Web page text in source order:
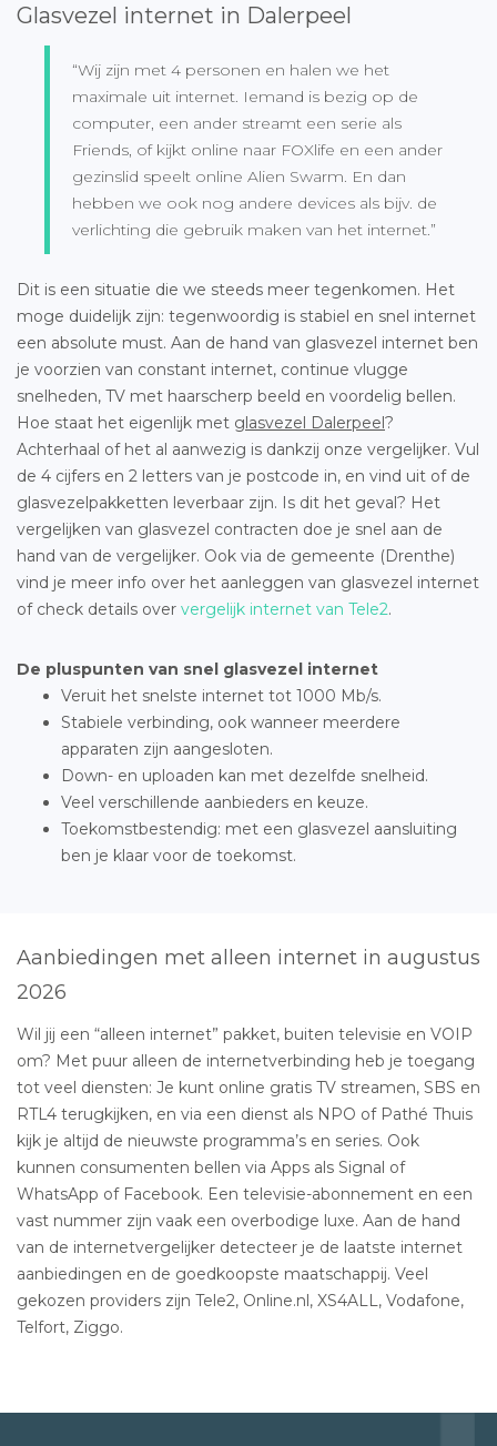
Glasvezel internet in Dalerpeel
“Wij zijn met 4 personen en halen we het
maximale uit internet. Iemand is bezig op de
computer, een ander streamt een serie als
Friends, of kijkt online naar FOXlife en een ander
gezinslid speelt online Alien Swarm. En dan
hebben we ook nog andere devices als bijv. de
verlichting die gebruik maken van het internet.”
Dit is een situatie die we steeds meer tegenkomen. Het
moge duidelijk zijn: tegenwoordig is stabiel en snel internet
een absolute must. Aan de hand van glasvezel internet ben
je voorzien van constant internet, continue vlugge
snelheden, TV met haarscherp beeld en voordelig bellen.
Hoe staat het eigenlijk met glasvezel Dalerpeel?
Achterhaal of het al aanwezig is dankzij onze vergelijker. Vul
de 4 cijfers en 2 letters van je postcode in, en vind uit of de
glasvezelpakketten leverbaar zijn. Is dit het geval? Het
vergelijken van glasvezel contracten doe je snel aan de
hand van de vergelijker. Ook via de gemeente (Drenthe)
vind je meer info over het aanleggen van glasvezel internet
of check details over vergelijk internet van Tele2.
De pluspunten van snel glasvezel internet
Veruit het snelste internet tot 1000 Mb/s.
Stabiele verbinding, ook wanneer meerdere
apparaten zijn aangesloten.
Down- en uploaden kan met dezelfde snelheid.
Veel verschillende aanbieders en keuze.
Toekomstbestendig: met een glasvezel aansluiting
ben je klaar voor de toekomst.
Aanbiedingen met alleen internet in augustus
2026
Wil jij een “alleen internet” pakket, buiten televisie en VOIP
om? Met puur alleen de internetverbinding heb je toegang
tot veel diensten: Je kunt online gratis TV streamen, SBS en
RTL4 terugkijken, en via een dienst als NPO of Pathé Thuis
kijk je altijd de nieuwste programma’s en series. Ook
kunnen consumenten bellen via Apps als Signal of
WhatsApp of Facebook. Een televisie-abonnement en een
vast nummer zijn vaak een overbodige luxe. Aan de hand
van de internetvergelijker detecteer je de laatste internet
aanbiedingen en de goedkoopste maatschappij. Veel
gekozen providers zijn Tele2, Online.nl, XS4ALL, Vodafone,
Telfort, Ziggo.